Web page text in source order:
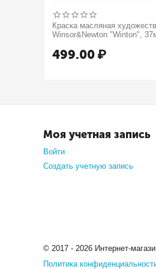
Краска масляная
Winsor&Newton "Winton",
499.00 ₽
Моя учетная запись
Войти
Создать учетную запись
© 2017 - 2026 Интернет-
Политика